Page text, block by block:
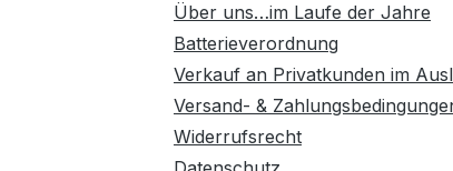
Über uns…im Laufe der Jahre
Batterieverordnung
Verkauf an Privatkunden im
Versand- &
Widerrufsrecht